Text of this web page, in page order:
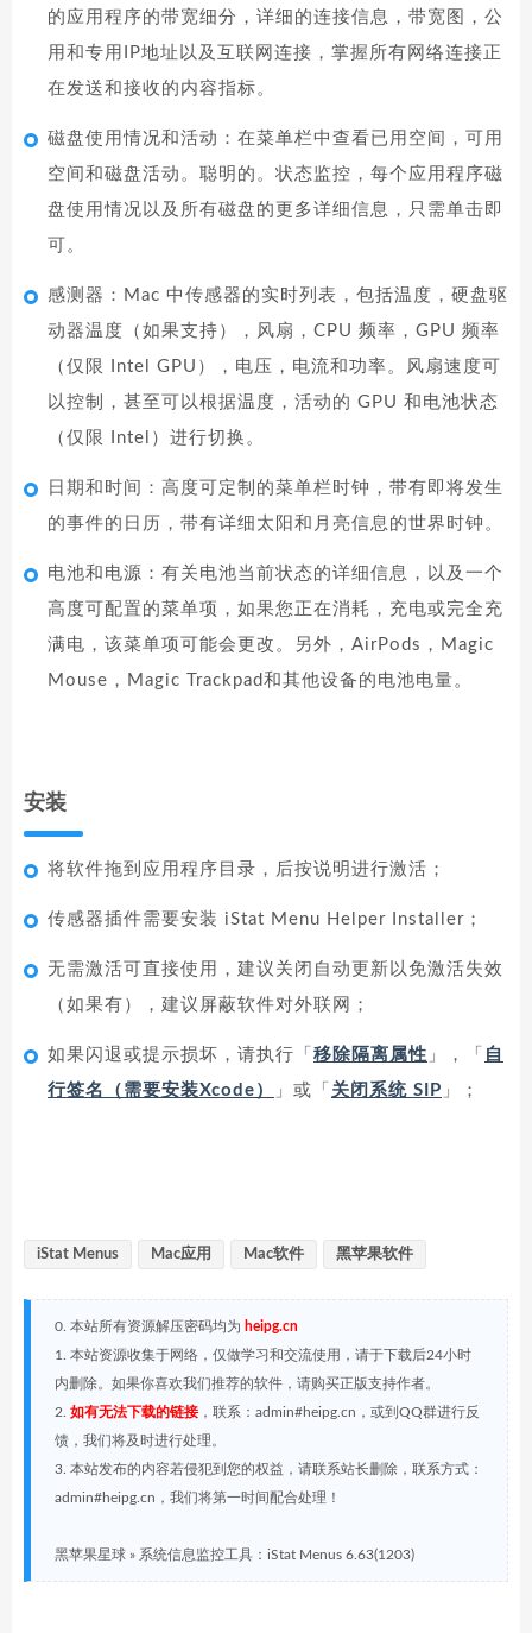
的应用程序的带宽细分，详细的连接信息，带宽图，公
用和专用IP地址以及互联网连接，掌握所有网络连接正
在发送和接收的内容指标。
磁盘使用情况和活动：在菜单栏中查看已用空间，可用
空间和磁盘活动。聪明的。状态监控，每个应用程序磁
盘使用情况以及所有磁盘的更多详细信息，只需单击即
可。
感测器：Mac 中传感器的实时列表，包括温度，硬盘驱
动器温度（如果支持），风扇，CPU 频率，GPU 频率
（仅限 Intel GPU），电压，电流和功率。风扇速度可
以控制，甚至可以根据温度，活动的 GPU 和电池状态
（仅限 Intel）进行切换。
日期和时间：高度可定制的菜单栏时钟，带有即将发生
的事件的日历，带有详细太阳和月亮信息的世界时钟。
电池和电源：有关电池当前状态的详细信息，以及一个
高度可配置的菜单项，如果您正在消耗，充电或完全充
满电，该菜单项可能会更改。另外，AirPods，Magic
Mouse，Magic Trackpad和其他设备的电池电量。
安装
将软件拖到应用程序目录，后按说明进行激活；
传感器插件需要安装 iStat Menu Helper Installer；
无需激活可直接使用，建议关闭自动更新以免激活失效
（如果有），建议屏蔽软件对外联网；
如果闪退或提示损坏，请执行「 移除隔离属性 」，「 自
行签名（需要安装Xcode）
」或「 关闭系统 SIP 」；
iStat Menus Mac应用 Mac软件 黑苹果软件
0. 本站所有资源解压密码均为 heipg.cn
1. 本站资源收集于网络，仅做学习和交流使用，请于下载后24小时
内删除。如果你喜欢我们推荐的软件，请购买正版支持作者。
2. 如有无法下载的链接，联系：admin#heipg.cn，或到QQ群进行反
馈，我们将及时进行处理。
3. 本站发布的内容若侵犯到您的权益，请联系站长删除，联系方式：
admin#heipg.cn，我们将第一时间配合处理！
黑苹果星球 » 系统信息监控工具：iStat Menus 6.63(1203)